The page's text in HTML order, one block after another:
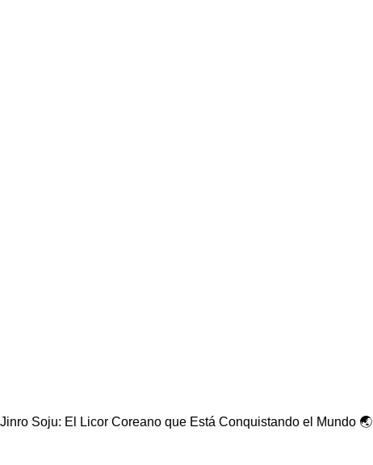
Jinro Soju: El Licor Coreano que Está Conquistando el Mundo 🌏